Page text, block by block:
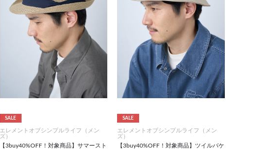
SALE
エレメントオブシンプルライフ（メン
ズ）
【3buy40%OFF！対象商品】サマースト
SALE
エレメントオブシンプルライフ（メン
ズ）
【3buy40%OFF！対象商品】ツイルバケ